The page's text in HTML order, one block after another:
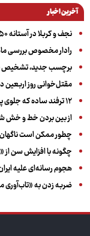
آخرین اخبار
نجف و کربلا در آستانه ۵۰ درجه
رادار مخصوص بررسی
برچسب جدید، تشخیص
مقتل‌خوانی روز اربعین
۱۲ ترفند ساده که جلوی پرخوری عصبی و اضافه ‌وزن را می‌گیرد
از بین بردن خط و
چطور ممکن است
چگونه با افزایش سن از
هجوم رسانه‌ای علیه
ضربه زدن به «تاب‌آوری